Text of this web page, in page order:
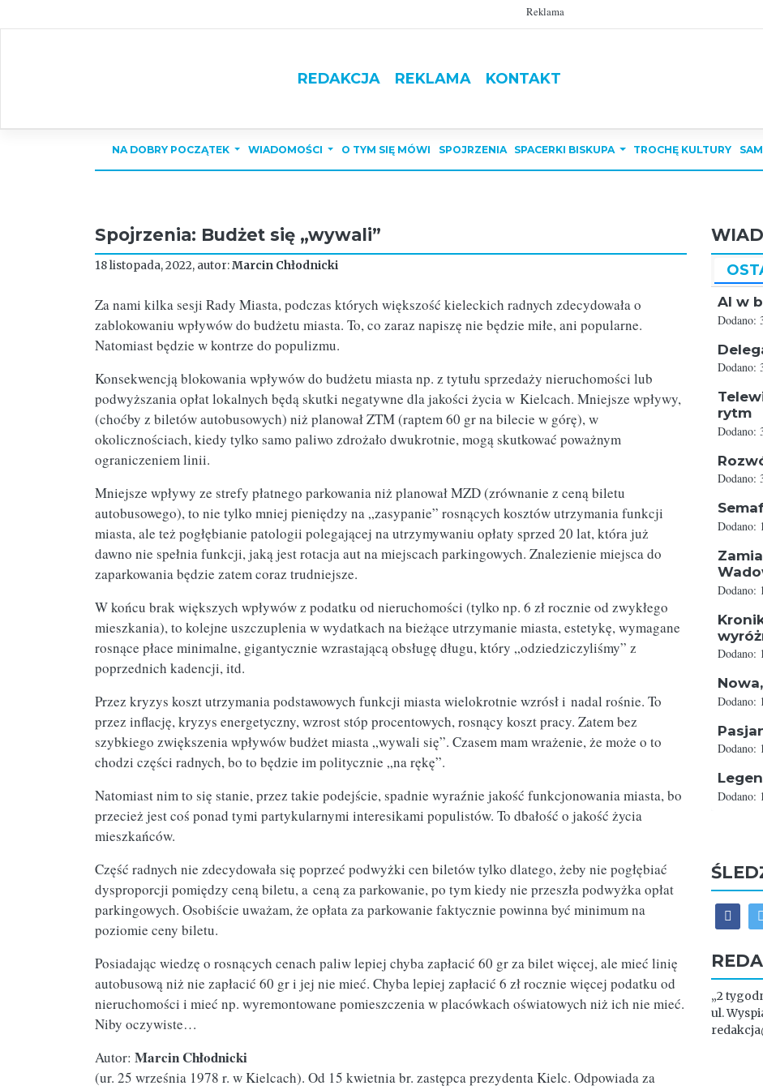
to
Reklama
REDAKCJA REKLAMA KONTAKT
NA DOBRY POCZĄTEK WIADOMOŚCI O TYM SIĘ MÓWI SPOJRZENIA SPACERKI BISKUPA TROCHĘ KULTURY
Spojrzenia: Budżet się „wywali”
18 listopada, 2022, autor:Marcin Chłodnicki
Za nami kilka sesji Rady Miasta, podczas których większość kieleckich radnych zdecydowała o
zablokowaniu wpływów do budżetu miasta. To, co zaraz napiszę nie będzie miłe, ani popularne.
Natomiast będzie w kontrze do populizmu.
Konsekwencją blokowania wpływów do budżetu miasta np. z tytułu sprzedaży nieruchomości lub
podwyższania opłat lokalnych będą skutki negatywne dla jakości życia w Kielcach. Mniejsze wpływy,
(choćby z biletów autobusowych) niż planował ZTM (raptem 60 gr na bilecie w górę), w
okolicznościach, kiedy tylko samo paliwo zdrożało dwukrotnie, mogą skutkować poważnym
ograniczeniem linii.
Mniejsze wpływy ze strefy płatnego parkowania niż planował MZD (zrównanie z ceną biletu
autobusowego), to nie tylko mniej pieniędzy na „zasypanie” rosnących kosztów utrzymania funkcji
miasta, ale też pogłębianie patologii polegającej na utrzymywaniu opłaty sprzed 20 lat, która już
dawno nie spełnia funkcji, jaką jest rotacja aut na miejscach parkingowych. Znalezienie miejsca do
zaparkowania będzie zatem coraz trudniejsze.
W końcu brak większych wpływów z podatku od nieruchomości (tylko np. 6 zł rocznie od zwykłego
mieszkania), to kolejne uszczuplenia w wydatkach na bieżące utrzymanie miasta, estetykę, wymagane
rosnące płace minimalne, gigantycznie wzrastającą obsługę długu, który „odziedziczyliśmy” z
poprzednich kadencji, itd.
Przez kryzys koszt utrzymania podstawowych funkcji miasta wielokrotnie wzrósł i nadal rośnie. To
przez inflację, kryzys energetyczny, wzrost stóp procentowych, rosnący koszt pracy. Zatem bez
szybkiego zwiększenia wpływów budżet miasta „wywali się”. Czasem mam wrażenie, że może o to
chodzi części radnych, bo to będzie im politycznie „na rękę”.
Natomiast nim to się stanie, przez takie podejście, spadnie wyraźnie jakość funkcjonowania miasta, bo
przecież jest coś ponad tymi partykularnymi interesikami populistów. To dbałość o jakość życia
mieszkańców.
Część radnych nie zdecydowała się poprzeć podwyżki cen biletów tylko dlatego, żeby nie pogłębiać
dysproporcji pomiędzy ceną biletu, a ceną za parkowanie, po tym kiedy nie przeszła podwyżka opłat
parkingowych. Osobiście uważam, że opłata za parkowanie faktycznie powinna być minimum na
poziomie ceny biletu.
Posiadając wiedzę o rosnących cenach paliw lepiej chyba zapłacić 60 gr za bilet więcej, ale mieć linię
autobusową niż nie zapłacić 60 gr i jej nie mieć. Chyba lepiej zapłacić 6 zł rocznie więcej podatku od
nieruchomości i mieć np. wyremontowane pomieszczenia w placówkach oświatowych niż ich nie mieć.
Niby oczywiste…
Autor: Marcin Chłodnicki
(ur. 25 września 1978 r. w Kielcach). Od 15 kwietnia br. zastępca prezydenta Kielc. Odpowiada za
AI w
Dodano:
Dodano:
rytm
Dodano:
Dodano:
Dodano:
Dodano:
Dodano:
Dodano:
Dodano:
Dodano:
„2
ul.